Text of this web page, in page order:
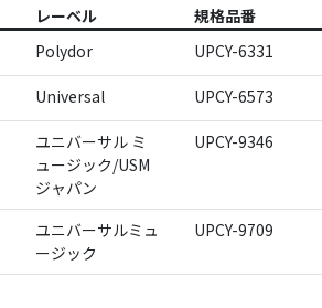
レーベル 規格品番
Polydor UPCY-6331
Universal UPCY-6573
ユニバーサル ミ
ュージック/USM
ジャパン
UPCY-9346
ユニバーサルミュ
ージック
UPCY-9709